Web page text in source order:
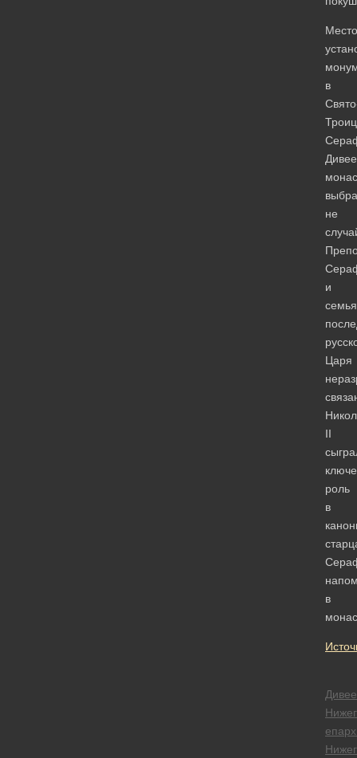
Место
в
не
и
семья
Царя
II
роль
в
в